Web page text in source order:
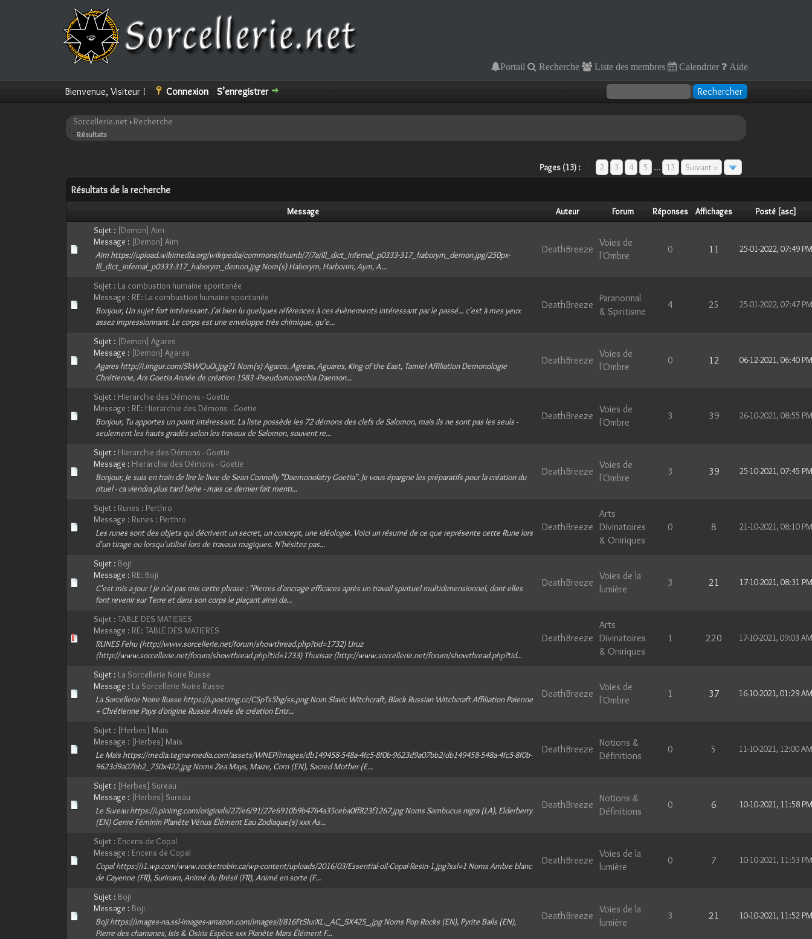
Portail Recherche Liste des membres Calendrier Aide
Bienvenue, Visiteur ! Connexion S’enregistrer
Sorcellerie.net › Recherche
Résultats
Pages (13) : 2 3 4 5 … 13 Suivant »
Résultats de la recherche
Message Auteur Forum Réponses Affichages Posté [asc]
Sujet : [Demon] Aim
Message : [Demon] Aim
Aim https://upload.wikimedia.org/wikipedia/commons/thumb/7/7a/Ill_dict_infernal_p0333-317_haborym_demon.jpg/250px-
Ill_dict_infernal_p0333-317_haborym_demon.jpg Nom(s) Haborym, Harborim, Aym, A...
DeathBreeze
Voies de
l'Ombre
0 11 25-01-2022, 07:49 PM
Sujet : La combustion humaine spontanée
Message : RE: La combustion humaine spontanée
Bonjour, Un sujet fort intéressant. J'ai bien lu quelques références à ces évènements intéressant par le passé... c'est à mes yeux
assez impressionnant. Le corps est une enveloppe très chimique, qu'e...
DeathBreeze
Paranormal
& Spiritisme
4 25 25-01-2022, 07:47 PM
Sujet : [Demon] Agares
Message : [Demon] Agares
Agares http://i.imgur.com/SkWQu0i.jpg?1 Nom(s) Agaros, Agreas, Aguares, King of the East, Tamiel Affiliation Demonologie
Chrétienne, Ars Goetia Année de création 1583 -Pseudomonarchia Daemon...
DeathBreeze
Voies de
l'Ombre
0 12 06-12-2021, 06:40 PM
Sujet : Hierarchie des Démons - Goetie
Message : RE: Hierarchie des Démons - Goetie
Bonjour, Tu apportes un point intéressant. La liste possède les 72 démons des clefs de Salomon, mais ils ne sont pas les seuls -
seulement les hauts gradés selon les travaux de Salomon, souvent re...
DeathBreeze
Voies de
l'Ombre
3 39 26-10-2021, 08:55 PM
Sujet : Hierarchie des Démons - Goetie
Message : Hierarchie des Démons - Goetie
Bonjour, Je suis en train de lire le livre de Sean Connolly "Daemonolatry Goetia". Je vous épargne les préparatifs pour la création du
rituel - ca viendra plus tard hehe - mais ce dernier fait menti...
DeathBreeze
Voies de
l'Ombre
3 39 25-10-2021, 07:45 PM
Sujet : Runes : Perthro
Message : Runes : Perthro
Les runes sont des objets qui décrivent un secret, un concept, une idéologie. Voici un résumé de ce que représente cette Rune lors
d'un tirage ou lorsqu'utilisé lors de travaux magiques. N'hésitez pas...
DeathBreeze
Arts
Divinatoires
& Oniriques
0 8 21-10-2021, 08:10 PM
Sujet : Boji
Message : RE: Boji
C'est mis a jour ! Je n'ai pas mis cette phrase : "Pierres d'ancrage efficaces après un travail spirituel multidimensionnel, dont elles
font revenir sur Terre et dans son corps le plaçant ainsi da...
DeathBreeze
Voies de la
lumière
3 21 17-10-2021, 08:31 PM
Sujet :TABLE DES MATIERES
Message : RE: TABLE DES MATIERES
RUNES Fehu (http://www.sorcellerie.net/forum/showthread.php?tid=1732) Uruz
(http://www.sorcellerie.net/forum/showthread.php?tid=1733) Thurisaz (http://www.sorcellerie.net/forum/showthread.php?tid...
DeathBreeze
Arts
Divinatoires
& Oniriques
1 220 17-10-2021, 09:03
Sujet : La Sorcellerie Noire Russe
Message : La Sorcellerie Noire Russe
La Sorcellerie Noire Russe https://i.postimg.cc/C5pTs5hg/ss.png Nom Slavic Witchcraft, Black Russian Witchcraft Affiliation Paienne
+ Chrétienne Pays d'origine Russie Année de création Entr...
DeathBreeze
Voies de
l'Ombre
1 37 16-10-2021, 01:29
Sujet : [Herbes] Mais
Message : [Herbes] Mais
Le Maïs https://media.tegna-media.com/assets/WNEP/images/db149458-548a-4fc5-8f0b-9623d9a07bb2/db149458-548a-4fc5-8f0b-
9623d9a07bb2_750x422.jpg Noms Zea Mays, Maize, Corn (EN), Sacred Mother (E...
DeathBreeze
Notions &
Définitions
0 5 11-10-2021, 12:00
Sujet : [Herbes] Sureau
Message : [Herbes] Sureau
Le Sureau https://i.pinimg.com/originals/27/e6/91/27e6910b9b4764a35ceba0ff823f1267.jpg Noms Sambucus nigra (LA), Elderberry
(EN) Genre Féminin Planète Vénus Élément Eau Zodiaque(s) xxx As...
DeathBreeze
Notions &
Définitions
0 6 10-10-2021, 11:58 PM
Sujet : Encens de Copal
Message : Encens de Copal
Copal https://i1.wp.com/www.rocketrobin.ca/wp-content/uploads/2016/03/Essential-oil-Copal-Resin-1.jpg?ssl=1 Noms Ambre blanc
de Cayenne (FR), Surinam, Animé du Brésil (FR), Animé en sorte (F...
DeathBreeze
Voies de la
lumière
0 7 10-10-2021, 11:53 PM
Sujet : Boji
Message : Boji
Boji https://images-na.ssl-images-amazon.com/images/I/816FtSIurXL._AC_SX425_.jpg Noms Pop Rocks (EN), Pyrite Balls (EN),
Pierre des chamanes, Isis & Osiris Espèce xxx Planète Mars Élément F...
DeathBreeze
Voies de la
lumière
3 21 10-10-2021, 11:52 PM